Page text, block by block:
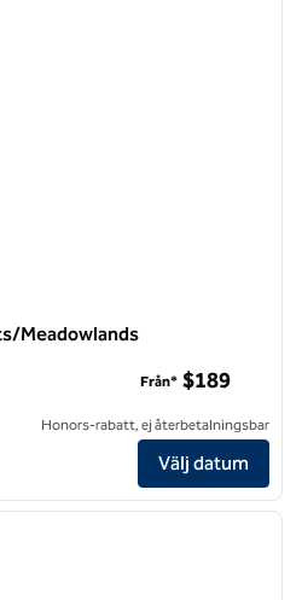
Meadowlands
Hasbrouck Heights/Meadowlands
Från* $189
Honors-rabatt, ej återbetalningsbar
Välj datum
1/12
nästa